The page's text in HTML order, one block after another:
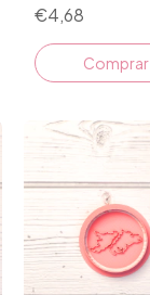
€4,68
Comprar